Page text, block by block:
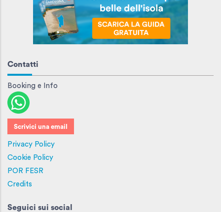
Contatti
Booking e Info
Scrivici una email
Privacy Policy
Cookie Policy
POR FESR
Credits
Seguici sui social